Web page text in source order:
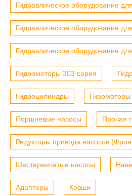
Гидравлическое оборудование
Гидравлическое оборудование
Гидравлическое оборудование
Гидромоторы 303 серия
Гидроцилиндры Гиромоторы
Поршневые насосы Прочая
Редукторы привода насосов
Шестеренчатые насосы
Адаптеры Ковши